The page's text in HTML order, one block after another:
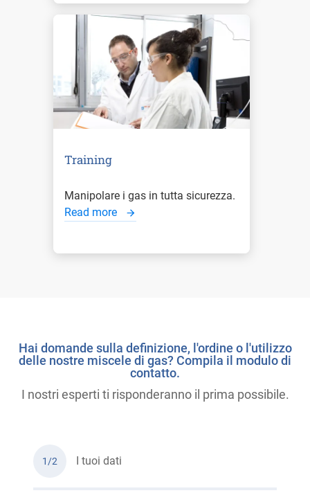
Training
Manipolare i gas in tutta sicurezza.
Read more
Hai domande sulla definizione, l'ordine o l'utilizzo
delle nostre miscele di gas? Compila il modulo di
contatto.
I nostri esperti ti risponderanno il prima possibile.
1/2 I tuoi dati